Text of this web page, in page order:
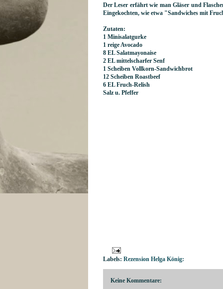
Der Leser erfährt wie man Gläser und
Eingekochten, wie etwa "Sandwiches mit
Zutaten:
1 Minisalatgurke
1 reige Avocado
8 EL Salatmayonaise
2 EL mittelscharfer Senf
1 Scheiben Vollkorn-Sandwichbrot
12 Scheiben Roastbeef
6 EL Fruch-Relish
Salz u. Pfeffer
Labels: Rezension Helga König:
Keine Kommentare: